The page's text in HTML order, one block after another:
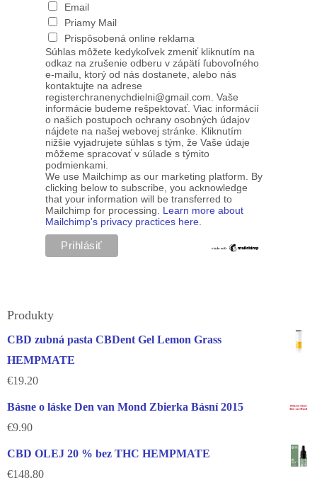
Email
Priamy Mail
Prispôsobená online reklama
Súhlas môžete kedykoľvek zmeniť kliknutím na
odkaz na zrušenie odberu v zápätí ľubovoľného
e-mailu, ktorý od nás dostanete, alebo nás
kontaktujte na adrese
registerchranenychdielni@gmail.com. Vaše
informácie budeme rešpektovať. Viac informácií
o našich postupoch ochrany osobných údajov
nájdete na našej webovej stránke. Kliknutím
nižšie vyjadrujete súhlas s tým, že Vaše údaje
môžeme spracovať v súlade s týmito
podmienkami.
We use Mailchimp as our marketing platform. By
clicking below to subscribe, you acknowledge
that your information will be transferred to
Mailchimp for processing. Learn more about
Mailchimp's privacy practices here.
Produkty
CBD zubná pasta CBDent Gel Lemon Grass
HEMPMATE
€19.20
Básne o láske Den van Mond Zbierka Básní 2015
€9.90
CBD OLEJ 20 % bez THC HEMPMATE
€148.80